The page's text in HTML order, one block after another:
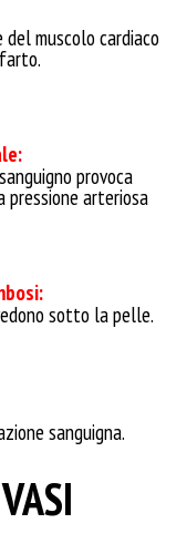
muscolo cardiaco
provoca
pressione arteriosa
sotto la pelle.
sanguigna.
VASI